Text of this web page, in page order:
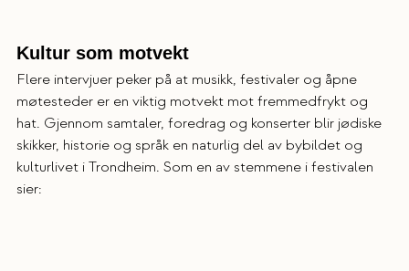
Kultur som motvekt
Flere intervjuer peker på at musikk, festivaler og åpne
møtesteder er en viktig motvekt mot fremmedfrykt og
hat. Gjennom samtaler, foredrag og konserter blir jødiske
skikker, historie og språk en naturlig del av bybildet og
kulturlivet i Trondheim. Som en av stemmene i festivalen
sier: